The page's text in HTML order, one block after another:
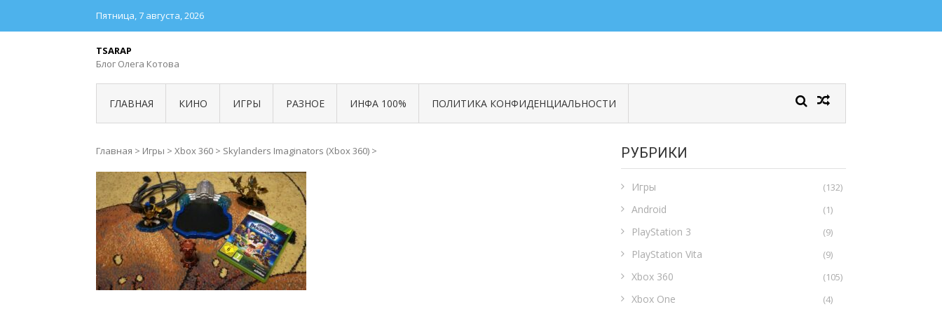
Пятница, 7 августа, 2026
TSARAP
Блог Олега Котова
ГЛАВНАЯ КИНО ИГРЫ РАЗНОЕ ИНФА 100% ПОЛИТИКА КОНФИДЕНЦИАЛЬНОСТИ
Главная > Игры > Xbox 360 > Skylanders Imaginators (Xbox 360) > РУБРИКИ
Игры (132)
Android (1)
PlayStation 3 (9)
PlayStation Vita (9)
Xbox 360 (105)
Xbox One (4)